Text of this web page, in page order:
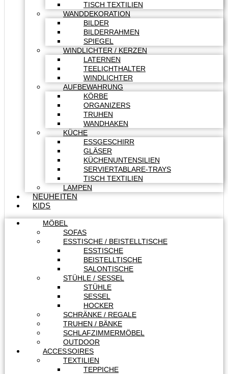
TISCH TEXTILIEN
WANDDEKORATION
BILDER
BILDERRAHMEN
SPIEGEL
WINDLICHTER / KERZEN
LATERNEN
TEELICHTHALTER
WINDLICHTER
AUFBEWAHRUNG
KÖRBE
ORGANIZERS
TRUHEN
WANDHAKEN
KÜCHE
ESSGESCHIRR
GLÄSER
KÜCHENUNTENSILIEN
SERVIERTABLARE-TRAYS
TISCH TEXTILIEN
LAMPEN
NEUHEITEN
KIDS
MÖBEL
SOFAS
ESSTISCHE / BEISTELLTISCHE
ESSTISCHE
BEISTELLTISCHE
SALONTISCHE
STÜHLE / SESSEL
STÜHLE
SESSEL
HOCKER
SCHRÄNKE / REGALE
TRUHEN / BÄNKE
SCHLAFZIMMERMÖBEL
OUTDOOR
ACCESSOIRES
TEXTILIEN
TEPPICHE